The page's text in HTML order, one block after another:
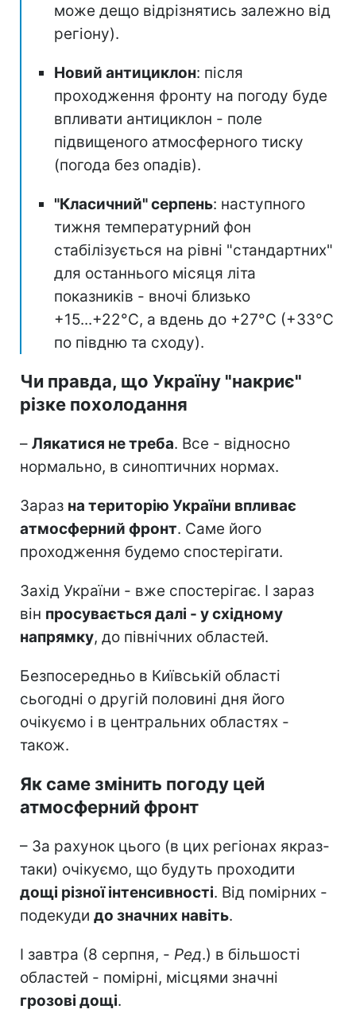
може дещо відрізнятись залежно від
регіону).
Новий антициклон: після
проходження фронту на погоду буде
впливати антициклон - поле
підвищеного атмосферного тиску
(погода без опадів).
"Класичний" серпень: наступного
тижня температурний фон
стабілізується на рівні "стандартних"
для останнього місяця літа
показників - вночі близько
+15...+22°C, а вдень до +27°C (+33°C
по півдню та сходу).
Чи правда, що Україну "накриє"
різке похолодання
– Лякатися не треба. Все - відносно
нормально, в синоптичних нормах.
Зараз на територію України впливає
атмосферний фронт. Саме його
проходження будемо спостерігати.
Захід України - вже спостерігає. І зараз
він просувається далі - у східному
напрямку, до північних областей.
Безпосередньо в Київській області
сьогодні о другій половині дня його
очікуємо і в центральних областях -
також.
Як саме змінить погоду цей
атмосферний фронт
– За рахунок цього (в цих регіонах якраз-
таки) очікуємо, що будуть проходити
дощі різної інтенсивності. Від помірних -
подекуди до значних навіть.
І завтра (8 серпня, - Ред.) в більшості
областей - помірні, місцями значні
грозові дощі.